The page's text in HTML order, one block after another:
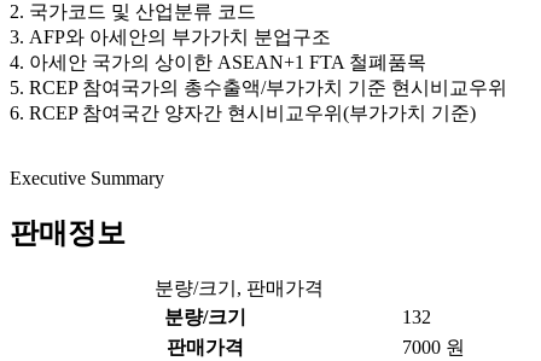
2. 국가코드 및 산업분류 코드
3. AFP와 아세안의 부가가치 분업구조
4. 아세안 국가의 상이한 ASEAN+1 FTA 철폐품목
5. RCEP 참여국가의 총수출액/부가가치 기준 현시비교우위
6. RCEP 참여국간 양자간 현시비교우위(부가가치 기준)
Executive Summary
판매정보
분량/크기, 판매가격
분량/크기
132
판매가격
7000 원